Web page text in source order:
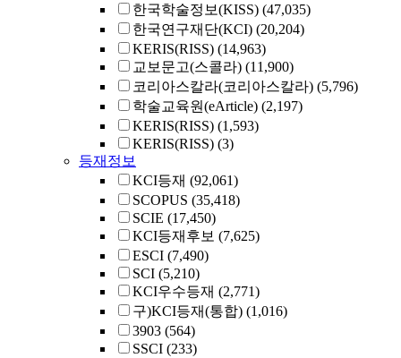
한국학술정보(KISS) (47,035)
한국연구재단(KCI) (20,204)
KERIS(RISS) (14,963)
교보문고(스콜라) (11,900)
코리아스칼라(코리아스칼라) (5,796)
학술교육원(eArticle) (2,197)
KERIS(RISS) (1,593)
KERIS(RISS) (3)
등재정보
KCI등재 (92,061)
SCOPUS (35,418)
SCIE (17,450)
KCI등재후보 (7,625)
ESCI (7,490)
SCI (5,210)
KCI우수등재 (2,771)
구)KCI등재(통합) (1,016)
3903 (564)
SSCI (233)